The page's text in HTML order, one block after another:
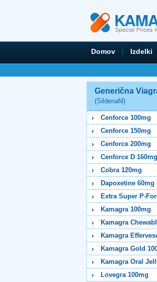
Domov | Izdelki
Generična
(Sildenafil)
Cenforce 100mg
Cenforce 150mg
Cenforce 200mg
Cenforce D 160mg
Cobra 120mg
Dapoxetine 60mg
Extra Super P-
Kamagra 100mg
Kamagra
Kamagra
Kamagra Gold
Kamagra Oral
Lovegra 100mg